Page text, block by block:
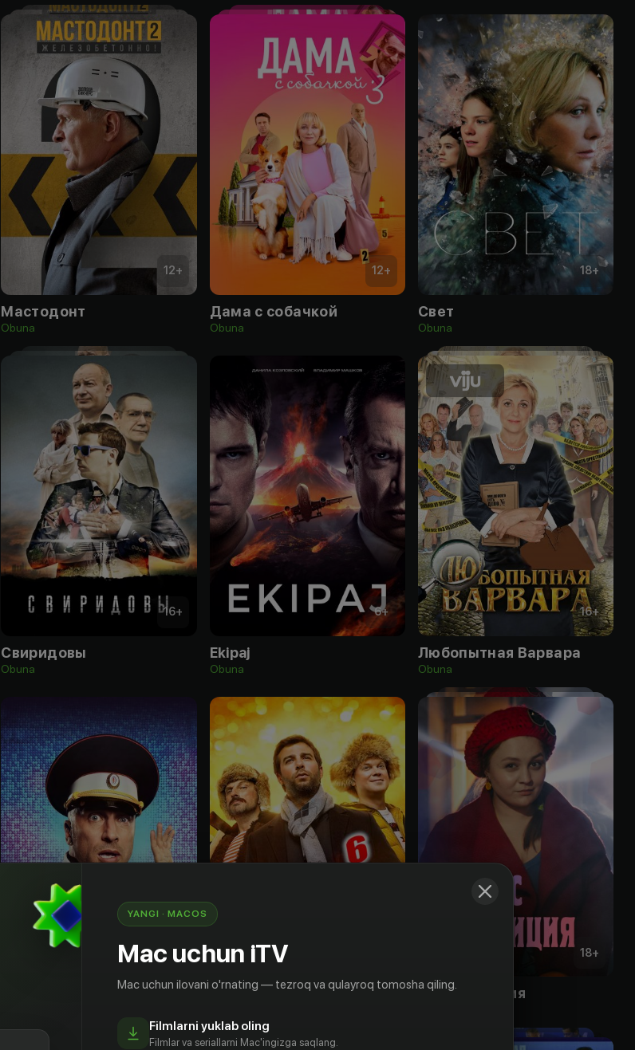
12+
Мастодонт
Obuna
12+
Дама с собачкой
Obuna
18+
Свет
Obuna
16+
Свиридовы
Obuna
6+
Ekipaj
Obuna
16+
Любопытная Варвара
Obuna
16+
Самый лучший день Archalar 6
18+
Мисс Полиция
YANGI · MACOS
Mac uchun iTV
Mac uchun ilovani o'rnating — tezroq va qulayroq tomosha qiling.
Filmlarni yuklab oling
Filmlar va seriallarni Mac'ingizga saqlang.